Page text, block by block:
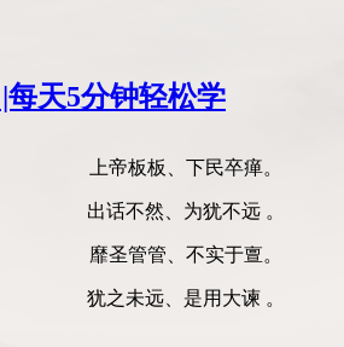
上帝板板、下民卒瘅。
出话不然、为犹不远 。
靡圣管管、不实于亶。
犹之未远、是用大谏 。